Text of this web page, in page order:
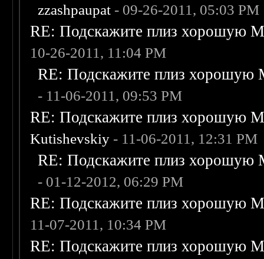
zzashpaupat - 09-26-2011, 05:03 PM
RE: Подскажите плиз хорошую
10-26-2011, 11:04 PM
RE: Подскажите плиз хорошую
- 11-06-2011, 09:53 PM
RE: Подскажите плиз хорошую
Kutishevskiy - 11-06-2011, 12:31 PM
RE: Подскажите плиз хорошую
- 01-12-2012, 06:29 PM
RE: Подскажите плиз хорошую
11-07-2011, 10:34 PM
RE: Подскажите плиз хорошую